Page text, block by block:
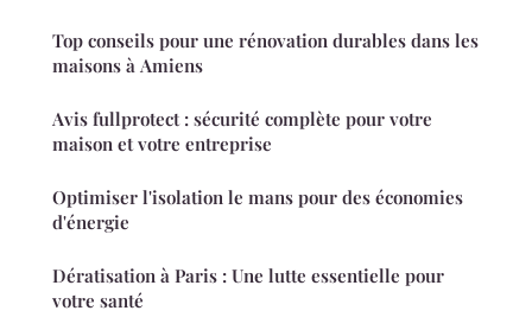
Top conseils pour une rénovation durables dans les
maisons à Amiens
Avis fullprotect : sécurité complète pour votre
maison et votre entreprise
Optimiser l'isolation le mans pour des économies
d'énergie
Dératisation à Paris : Une lutte essentielle pour
votre santé